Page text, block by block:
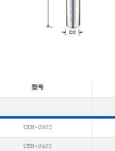
型号
UEH~0302
UEH~0402